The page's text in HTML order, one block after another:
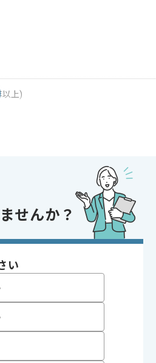
以上)
ます！まずはお気軽にご相談ください！
ト , 新技術に積極的 , 40代活躍中 , BtoB
せんか？
い